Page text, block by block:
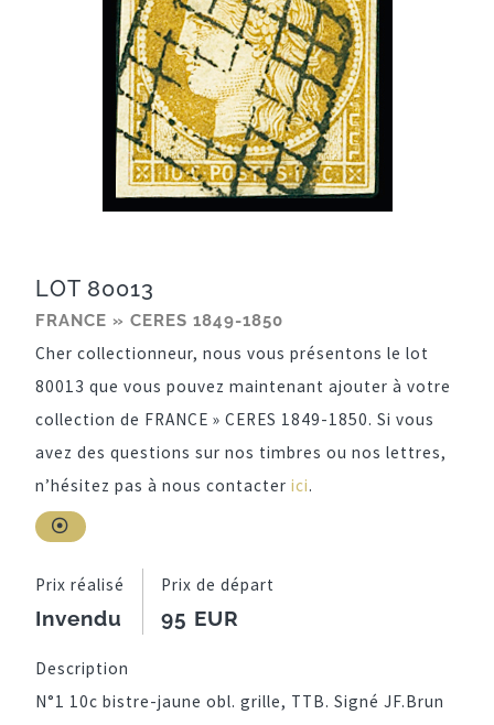
LOT 80013
FRANCE » CERES 1849-1850
Cher collectionneur, nous vous présentons le lot
80013 que vous pouvez maintenant ajouter à votre
collection de FRANCE » CERES 1849-1850. Si vous
avez des questions sur nos timbres ou nos lettres,
n’hésitez pas à nous contacter ici.
Prix réalisé
Invendu
Prix de départ
95 EUR
Description
N°1 10c bistre-jaune obl. grille, TTB. Signé JF.Brun